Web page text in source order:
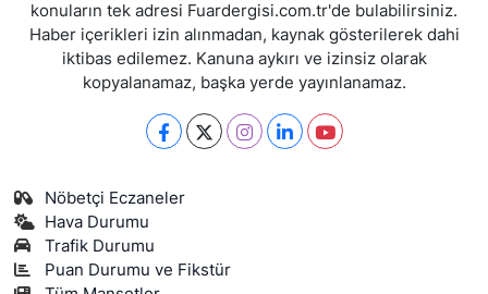
konuların tek adresi Fuardergisi.com.tr'de bulabilirsiniz.
Haber içerikleri izin alınmadan, kaynak gösterilerek dahi
iktibas edilemez. Kanuna aykırı ve izinsiz olarak
kopyalanamaz, başka yerde yayınlanamaz.
Nöbetçi Eczaneler
Hava Durumu
Trafik Durumu
Puan Durumu ve Fikstür